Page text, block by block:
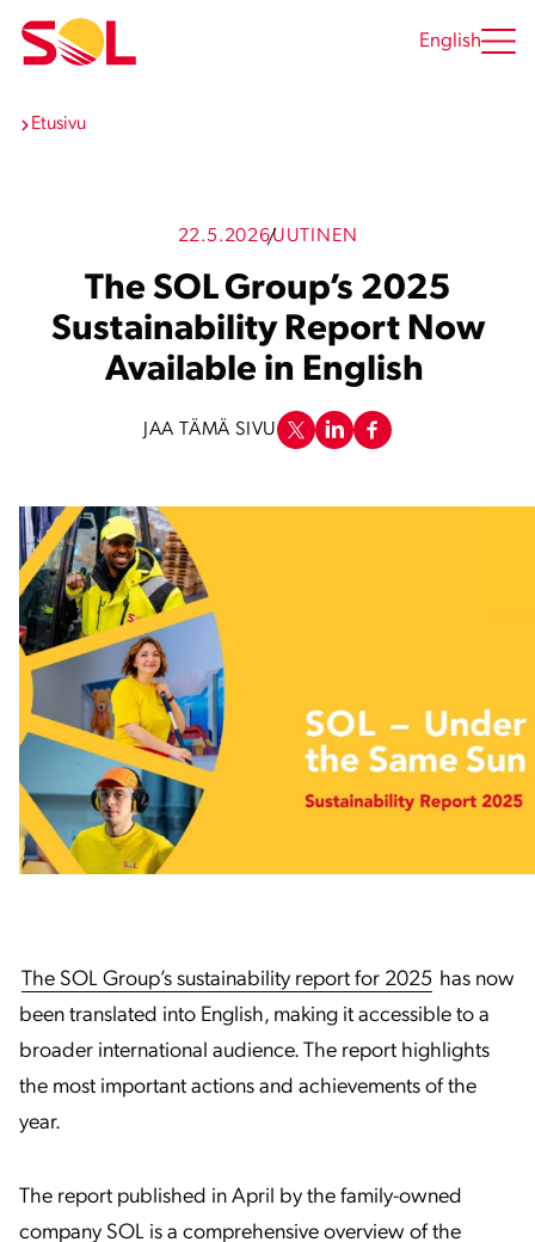
sisältöön
English
Etusivu
22.5.2026UUTINEN
The SOL Group’s 2025
Sustainability Report Now
Available in English
JAA TÄMÄ SIVU
The SOL Group’s sustainability report for 2025 has now
been translated into English, making it accessible to a
broader international audience. The report highlights
the most important actions and achievements of the
year.
The report published in April by the family-owned
company SOL is a comprehensive overview of the